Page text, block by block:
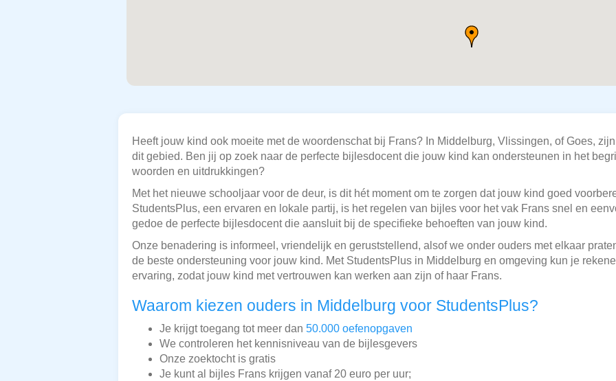
Heeft jouw kind ook moeite met de woordenschat bij Frans? In Middelburg, Vlissingen, of Goes,
dit gebied. Ben jij op zoek naar de perfecte bijlesdocent die jouw kind kan ondersteunen in het
woorden en uitdrukkingen?
Met het nieuwe schooljaar voor de deur, is dit hét moment om te zorgen dat jouw kind goed
StudentsPlus, een ervaren en lokale partij, is het regelen van bijles voor het vak Frans snel en
gedoe de perfecte bijlesdocent die aansluit bij de specifieke behoeften van jouw kind.
Onze benadering is informeel, vriendelijk en geruststellend, alsof we onder ouders met elkaar
de beste ondersteuning voor jouw kind. Met StudentsPlus in Middelburg en omgeving kun je
ervaring, zodat jouw kind met vertrouwen kan werken aan zijn of haar Frans.
Waarom kiezen ouders in Middelburg voor StudentsPlus?
Je krijgt toegang tot meer dan 50.000 oefenopgaven
We controleren het kennisniveau van de bijlesgevers
Onze zoektocht is gratis
Je kunt al bijles Frans krijgen vanaf 20 euro per uur;